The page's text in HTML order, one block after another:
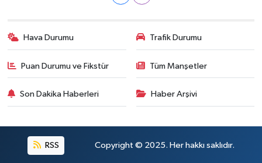
Hava Durumu Trafik Durumu
Puan Durumu ve Fikstür Tüm Manşetler
Son Dakika Haberleri Haber Arşivi
RSS Copyright © 2025. Her hakkı saklıdır.